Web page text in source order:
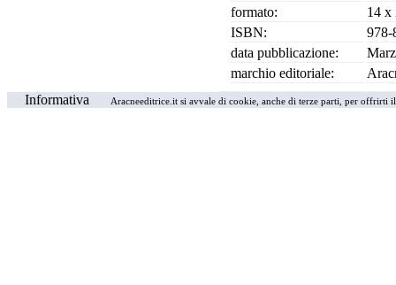
formato:
14 x
ISBN:
978-
data pubblicazione:
marchio editoriale:
Informativa
Aracneeditrice.it si avvale di cookie, anche di terze parti, per